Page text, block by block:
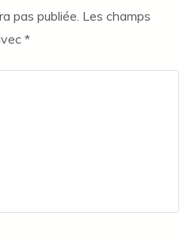
pas publiée. Les champs
*